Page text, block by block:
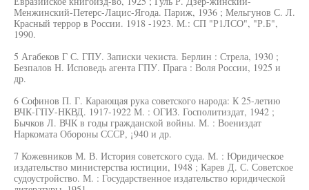
Менжинский-Петерс-Лацис-Ягода. Париж, 1936 ; Мельгунов С. Л.
Красный террор в России. 1918 -1923. М.: СП "Р1ЛСО", "Р.Б",
1990.
5 Агабеков Г С. ГПУ. Записки чекиста. Берлин : Стрела, 1930 ;
Безпалов Н. Исповедь агента ГПУ. Прага : Воля России, 1925 и
др.
6 Софинов П. Г. Карающая рука советского народа: К 25-летию
ВЧК-ГПУ-НКВД. 1917-1922 М. : ОГИЗ. Госполитиздат, 1942 ;
Бычков Л. ВЧК в годы гражданской войны. М. : Воениздат
Наркомата Обороны СССР, ¡940 и др.
7 Кожевников М. В. История советского суда. М. : Юридическое
издательство министерства юстиции, 1948 ; Карев Д. С. Советское
судоустройство. М. : Государственное издательство юридической